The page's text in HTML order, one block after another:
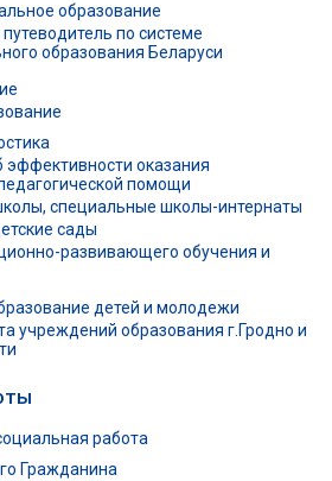
образование
по системе
образования Беларуси
оказания
помощи
специальные школы-интернаты
сады
развивающего обучения и
детей и молодежи
учреждений образования г.Гродно и
работа
Гражданина